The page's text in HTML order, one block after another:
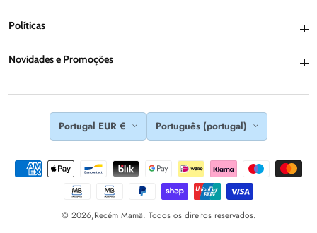
Políticas
Novidades e PromoçõesNovidades e Promoções
Portugal EUR € Português (portugal)
© 2026,Recém Mamã. Todos os direitos reservados.